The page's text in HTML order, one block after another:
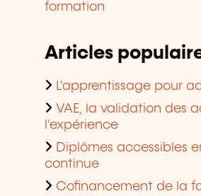
formation
Articles
L'apprentissage pour
VAE, la validation des
l'expérience
Diplômes accessibles
continue
Cofinancement de la